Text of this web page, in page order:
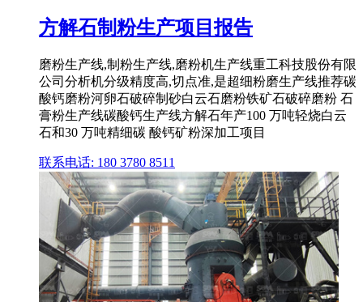
方解石制粉生产项目报告
磨粉生产线,制粉生产线,磨粉机生产线重工科技股份有限
公司分析机分级精度高,切点准,是超细粉磨生产线推荐碳
酸钙磨粉河卵石破碎制砂白云石磨粉铁矿石破碎磨粉 石
膏粉生产线碳酸钙生产线方解石年产100 万吨轻烧白云
石和30 万吨精细碳 酸钙矿粉深加工项目
联系电话: 180 3780 8511